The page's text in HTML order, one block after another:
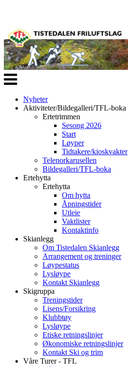
Veksle
navigasjon
Nyheter
Aktiviteter/Bildegalleri/TFL-boka
Ertetrimmen
Sesong 2026
Start
Løyper
Tidtakere/kioskvakter
Telenorkarusellen
Bildegalleri/TFL-boka
Ertehytta
Ertehytta
Om hytta
Åpningstider
Utleie
Vaktlister
Kontaktinfo
Skianlegg
Om Tistedalen Skianlegg
Arrangement og treninger
Løypestatus
Lysløype
Kontakt Skianlegg
Skigruppa
Treningstider
Lisens/Forsikring
Klubbtøy
Lysløype
Etiske retningslinjer
Økonomiske retningslinjer
Kontakt Ski og trim
Våre Turer - TFL